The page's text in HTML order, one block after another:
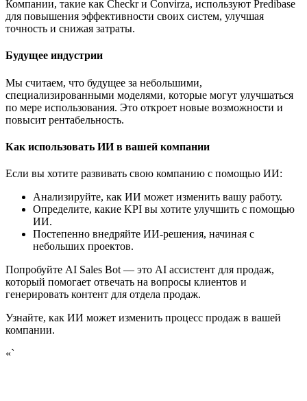
Компании, такие как Checkr и Convirza, используют Predibase
для повышения эффективности своих систем, улучшая
точность и снижая затраты.
Будущее индустрии
Мы считаем, что будущее за небольшими,
специализированными моделями, которые могут улучшаться
по мере использования. Это откроет новые возможности и
повысит рентабельность.
Как использовать ИИ в вашей компании
Если вы хотите развивать свою компанию с помощью ИИ:
Анализируйте, как ИИ может изменить вашу работу.
Определите, какие KPI вы хотите улучшить с помощью
ИИ.
Постепенно внедряйте ИИ-решения, начиная с
небольших проектов.
Попробуйте AI Sales Bot — это AI ассистент для продаж,
который помогает отвечать на вопросы клиентов и
генерировать контент для отдела продаж.
Узнайте, как ИИ может изменить процесс продаж в вашей
компании.
«`